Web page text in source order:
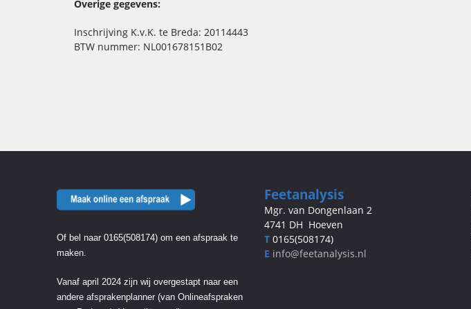
Overige gegevens:
Inschrijving K.v.K. te Breda: 20114443
BTW nummer: NL001678151B02
Of bel naar 0165(508174) om een afspraak te
maken.
Vanaf april 2024 zijn wij overgestapt naar een
andere afsprakenplanner (van Onlineafspraken
Feetanalysis
Mgr. van Dongenlaan 2
4741 DH Hoeven
T 0165(508174)
E info@feetanalysis.nl